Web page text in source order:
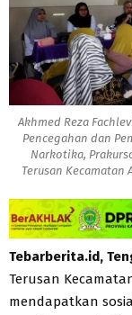
Akhmed Reza
Pencegahan dan
Narkotika,
Terusan Kecamatan
Tebarberita.id,
Terusan
mendapatkan